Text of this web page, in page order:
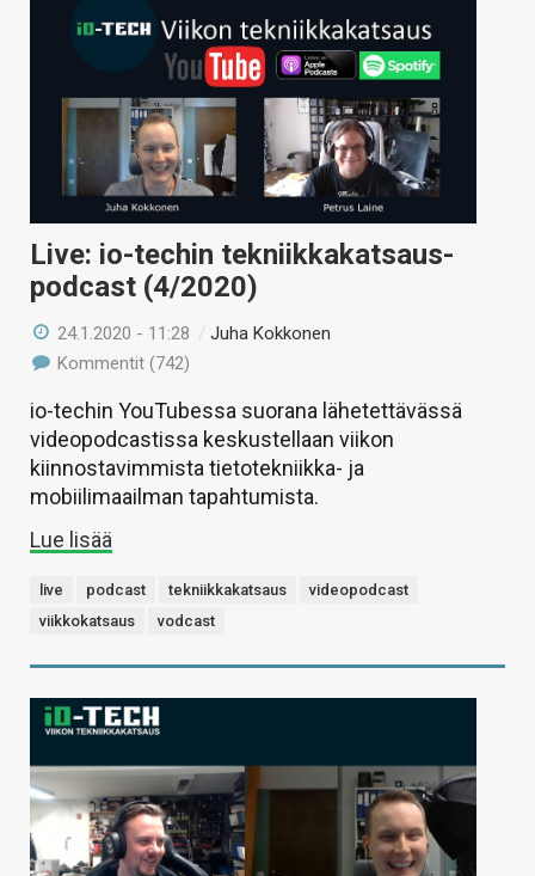
Live: io-techin tekniikkakatsaus-
podcast (4/2020)
24.1.2020 - 11:28 /Juha Kokkonen
Kommentit (742)
io-techin YouTubessa suorana lähetettävässä
videopodcastissa keskustellaan viikon
kiinnostavimmista tietotekniikka- ja
mobiilimaailman tapahtumista.
Lue lisää
live podcast tekniikkakatsaus
videopodcast
viikkokatsaus
vodcast